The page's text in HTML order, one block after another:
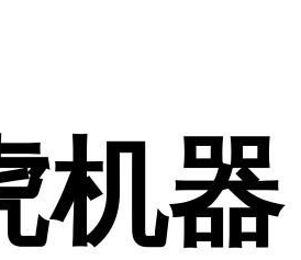
机器